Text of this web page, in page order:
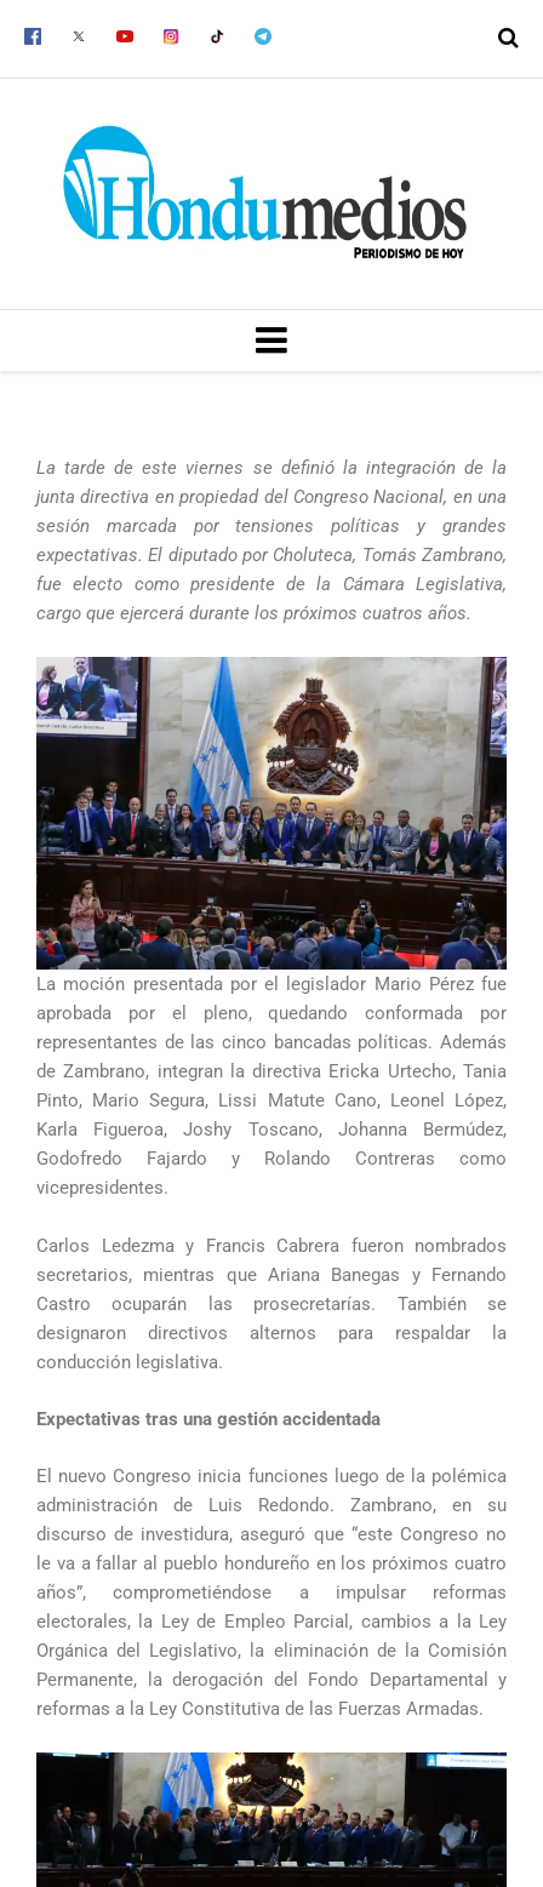
MENU
La tarde de este viernes se definió la integración de la
junta directiva en propiedad del Congreso Nacional, en una
sesión marcada por tensiones políticas y grandes
expectativas. El diputado por Choluteca, Tomás Zambrano,
fue electo como presidente de la Cámara Legislativa,
cargo que ejercerá durante los próximos cuatros años.
La moción presentada por el legislador Mario Pérez fue
aprobada por el pleno, quedando conformada por
representantes de las cinco bancadas políticas. Además
de Zambrano, integran la directiva Ericka Urtecho, Tania
Pinto, Mario Segura, Lissi Matute Cano, Leonel López,
Karla Figueroa, Joshy Toscano, Johanna Bermúdez,
Godofredo Fajardo y Rolando Contreras como
vicepresidentes.
Carlos Ledezma y Francis Cabrera fueron nombrados
secretarios, mientras que Ariana Banegas y Fernando
Castro ocuparán las prosecretarías. También se
designaron directivos alternos para respaldar la
conducción legislativa.
Expectativas tras una gestión accidentada
El nuevo Congreso inicia funciones luego de la polémica
administración de Luis Redondo. Zambrano, en su
discurso de investidura, aseguró que “este Congreso no
le va a fallar al pueblo hondureño en los próximos cuatro
años”, comprometiéndose a impulsar reformas
electorales, la Ley de Empleo Parcial, cambios a la Ley
Orgánica del Legislativo, la eliminación de la Comisión
Permanente, la derogación del Fondo Departamental y
reformas a la Ley Constitutiva de las Fuerzas Armadas.